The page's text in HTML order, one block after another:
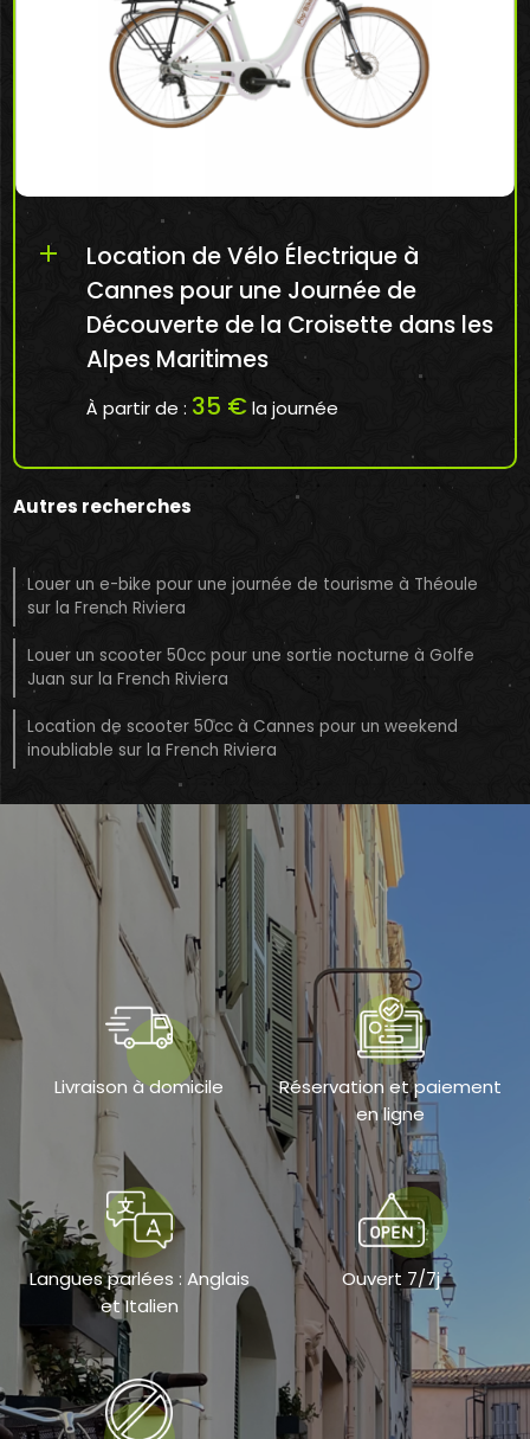
Location de Vélo Électrique à
Cannes pour une Journée de
Découverte de la Croisette dans les
Alpes Maritimes
À partir de : 35 € la journée
Réserver en ligne mon Vélo Électrique à
add
Autres recherches
Louer un e-bike pour une journée de tourisme à Théoule
sur la French Riviera
Louer un scooter 50cc pour une sortie nocturne à Golfe
Juan sur la French Riviera
Location de scooter 50cc à Cannes pour un weekend
inoubliable sur la French Riviera
Livraison à domicile
Réservation et paiement
en ligne
Langues parlées : Anglais
et Italien
Ouvert 7/7j